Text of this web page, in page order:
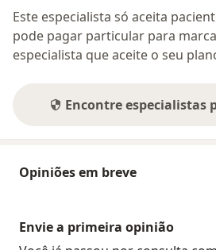
Este especialista só aceita
pode pagar particular para
especialista que aceite o seu
Encontre especialistas
Opiniões em breve
Envie a primeira opinião